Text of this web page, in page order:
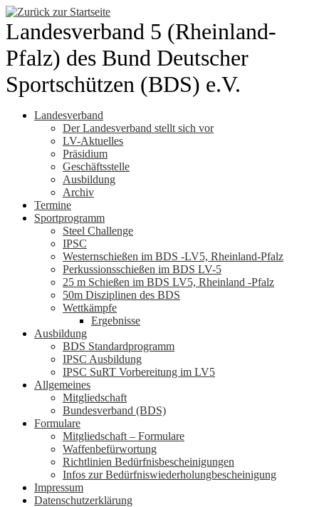
Zum
Inhalt
springen
Landesverband 5 (Rheinland-
Pfalz) des Bund Deutscher
Sportschützen (BDS) e.V.
Landesverband
Der Landesverband stellt sich vor
LV-Aktuelles
Präsidium
Geschäftsstelle
Ausbildung
Archiv
Termine
Sportprogramm
Steel Challenge
IPSC
Westernschießen im BDS -LV5, Rheinland-Pfalz
Perkussionsschießen im BDS LV-5
25 m Schießen im BDS LV5, Rheinland -Pfalz
50m Disziplinen des BDS
Wettkämpfe
Ergebnisse
Ausbildung
BDS Standardprogramm
IPSC Ausbildung
IPSC SuRT Vorbereitung im LV5
Allgemeines
Mitgliedschaft
Bundesverband (BDS)
Formulare
Mitgliedschaft – Formulare
Waffenbefürwortung
Richtlinien Bedürfnisbescheinigungen
Infos zur Bedürfniswiederholungbescheinigung
Impressum
Datenschutzerklärung